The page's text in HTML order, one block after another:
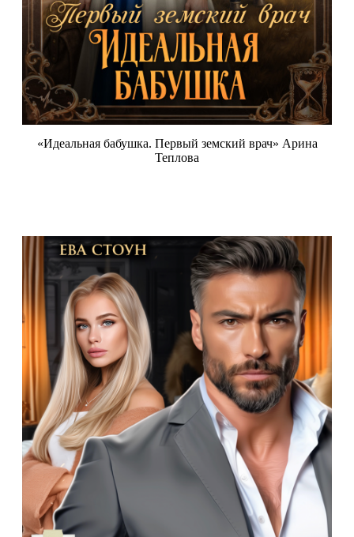
«Идеальная бабушка. Первый земский врач» Арина
Теплова